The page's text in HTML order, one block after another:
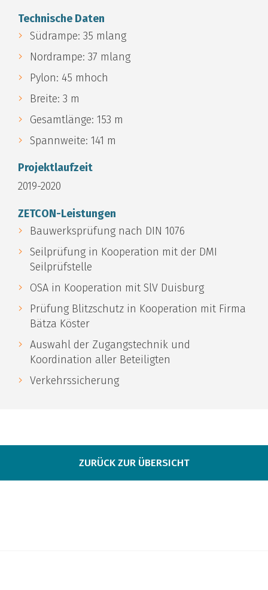
Technische Daten
Südrampe: 35 mlang
Nordrampe: 37 mlang
Pylon: 45 mhoch
Breite: 3 m
Gesamtlänge: 153 m
Spannweite: 141 m
Projektlaufzeit
2019-2020
ZETCON-Leistungen
Bauwerksprüfung nach DIN 1076
Seilprüfung in Kooperation mit der DMI
Seilprüfstelle
OSA in Kooperation mit SlV Duisburg
Prüfung Blitzschutz in Kooperation mit Firma
Bätza Köster
Auswahl der Zugangstechnik und
Koordination aller Beteiligten
Verkehrssicherung
ZURÜCK ZUR ÜBERSICHT